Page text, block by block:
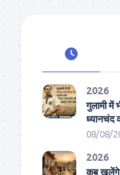
2026
गुलामी में
ध्यानचंद
08/08/
2026
कब खुलेंगे